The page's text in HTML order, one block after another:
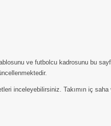
ve futbolcu kadrosunu bu
inceleyebilirsiniz. Takımın iç